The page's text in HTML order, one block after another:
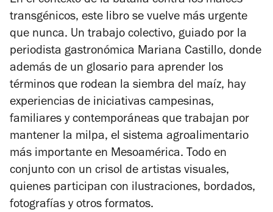
transgénicos, este libro se vuelve más urgente
que nunca. Un trabajo colectivo, guiado por la
periodista gastronómica Mariana Castillo, donde
además de un glosario para aprender los
términos que rodean la siembra del maíz, hay
experiencias de iniciativas campesinas,
familiares y contemporáneas que trabajan por
mantener la milpa, el sistema agroalimentario
más importante en Mesoamérica. Todo en
conjunto con un crisol de artistas visuales,
quienes participan con ilustraciones, bordados,
fotografías y otros formatos.